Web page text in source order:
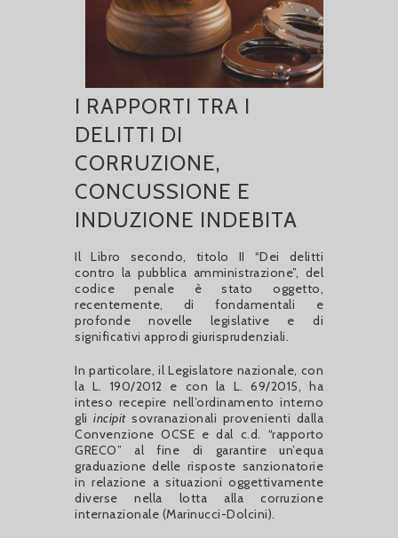
I RAPPORTI TRA I
DELITTI DI
CORRUZIONE,
CONCUSSIONE E
INDUZIONE INDEBITA
Il Libro secondo, titolo II “Dei delitti
contro la pubblica amministrazione”, del
codice penale è stato oggetto,
recentemente, di fondamentali e
profonde novelle legislative e di
significativi approdi giurisprudenziali.
In particolare, il Legislatore nazionale, con
la L. 190/2012 e con la L. 69/2015, ha
inteso recepire nell’ordinamento interno
gli incipitsovranazionali provenienti dalla
Convenzione OCSE e dal c.d. “rapporto
GRECO” al fine di garantire un’equa
graduazione delle risposte sanzionatorie
in relazione a situazioni oggettivamente
diverse nella lotta alla corruzione
internazionale (Marinucci-Dolcini).